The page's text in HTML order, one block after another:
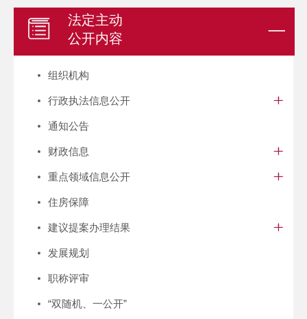
法定主动
公开内容
组织机构
行政执法信息公开
通知公告
财政信息
重点领域信息公开
住房保障
建议提案办理结果
发展规划
职称评审
“双随机、一公开”